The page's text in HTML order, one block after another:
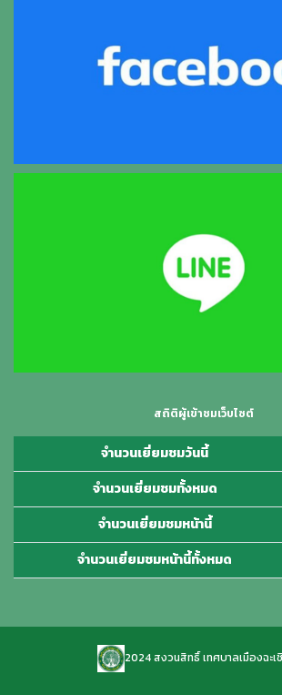
สถิติผู้เข้าชมเว็บไซต์
จำนวนเยี่ยมชมวันนี้
จำนวนเยี่ยมชมทั้งหมด
จำนวนเยี่ยมชมหน้านี้
จำนวนเยี่ยมชมหน้านี้ทั้งหมด
2024 สงวนสิทธิ์ เทศบาลเมืองฉะเ